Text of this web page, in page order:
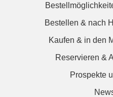
Bestellen & nach
Kaufen & in den
Reservieren &
Prospekte